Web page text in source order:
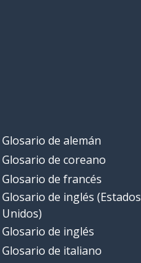
Glosario de alemán
Glosario de coreano
Glosario de francés
Glosario de inglés (Estados
Unidos)
Glosario de inglés
Glosario de italiano